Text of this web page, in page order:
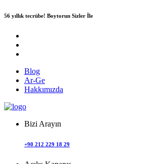
56 yıllık tecrübe! Boytorun Sizler İle
Blog
Ar-Ge
Hakkımızda
Bizi Arayın
+90 212 229 18 29